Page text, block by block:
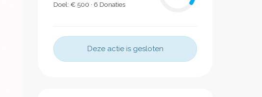
Doel: € 500 · 6 Donaties
Deze actie is gesloten